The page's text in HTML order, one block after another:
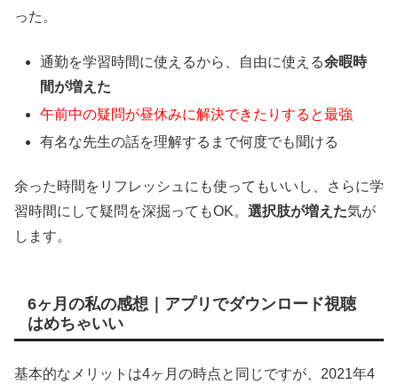
った。
通勤を学習時間に使えるから、自由に使える余暇時
間が増えた
午前中の疑問が昼休みに解決できたりすると最強
有名な先生の話を理解するまで何度でも聞ける
余った時間をリフレッシュにも使ってもいいし、さらに学
習時間にして疑問を深掘ってもOK。 選択肢が増えた気が
します。
6ヶ月の私の感想｜アプリでダウンロード視聴
はめちゃいい
基本的なメリットは4ヶ月の時点と同じですが、2021年4